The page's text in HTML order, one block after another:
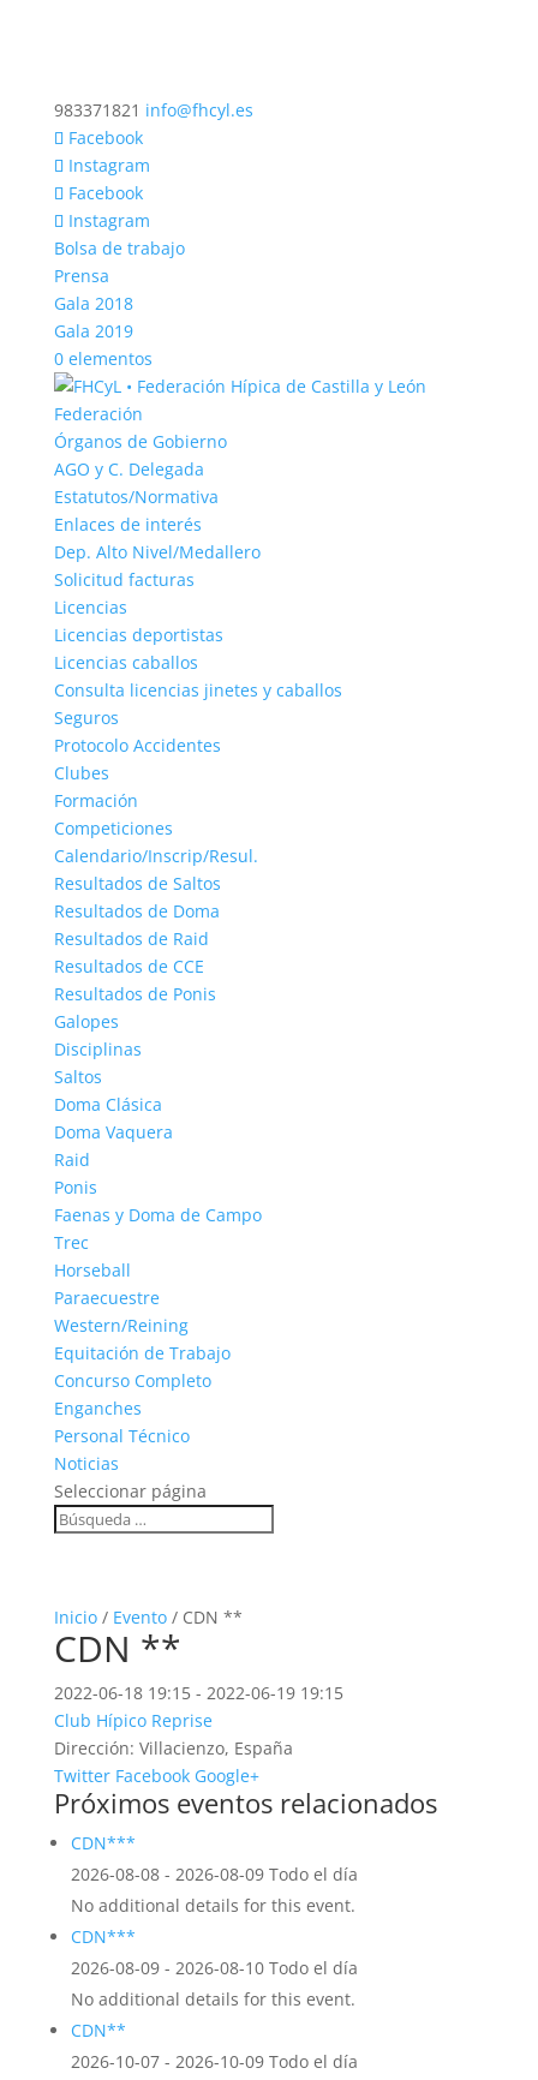
983371821 info@fhcyl.es
Facebook
Instagram
Facebook
Instagram
Bolsa de trabajo
Prensa
Gala 2018
Gala 2019
0 elementos
Federación
Órganos de Gobierno
AGO y C. Delegada
Estatutos/Normativa
Enlaces de interés
Dep. Alto Nivel/Medallero
Solicitud facturas
Licencias
Licencias deportistas
Licencias caballos
Consulta licencias jinetes y caballos
Seguros
Protocolo Accidentes
Clubes
Formación
Competiciones
Calendario/Inscrip/Resul.
Resultados de Saltos
Resultados de Doma
Resultados de Raid
Resultados de CCE
Resultados de Ponis
Galopes
Disciplinas
Saltos
Doma Clásica
Doma Vaquera
Raid
Ponis
Faenas y Doma de Campo
Trec
Horseball
Paraecuestre
Western/Reining
Equitación de Trabajo
Concurso Completo
Enganches
Personal Técnico
Noticias
Seleccionar página
Inicio/ Evento/ CDN **
CDN **
2022-06-18 19:15 - 2022-06-19 19:15
Club Hípico Reprise
Dirección: Villacienzo, España
Twitter Facebook Google+
Próximos eventos relacionados
CDN***
2026-08-08 - 2026-08-09 Todo el día
No additional details for this event.
CDN***
2026-08-09 - 2026-08-10 Todo el día
No additional details for this event.
CDN**
2026-10-07 - 2026-10-09 Todo el día